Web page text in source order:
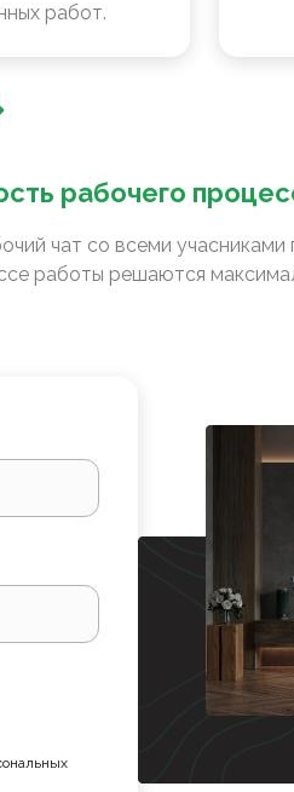
работ.
рабочего
чат со всеми
работы решаются